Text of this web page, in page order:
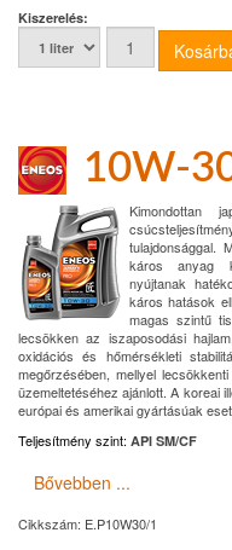
Kiszerelés:
10W-
Kimondottan
tulajdonsággal.
káros anyag
nyújtanak
káros hatások
magas szintű
lecsökken az iszaposodási
oxidációs és hőmérsékleti
megőrzésében, mellyel
üzemeltetéséhez ajánlott. A koreai
európai és amerikai gyártásúak
Teljesítmény szint: API SM/CF
Bővebben ...
Cikkszám: E.P10W30/1